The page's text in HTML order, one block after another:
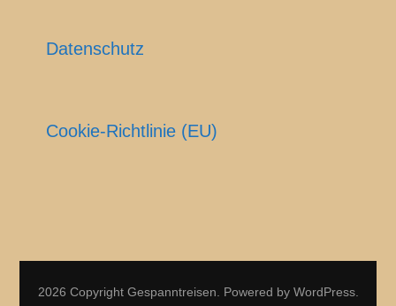
Datenschutz
Cookie-Richtlinie (EU)
2026 Copyright Gespanntreisen Powered by WordPress.